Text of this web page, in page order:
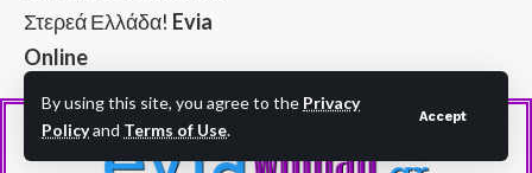
By using this site, you agree to the Privacy
Policyand Terms of Use.
Accept
Στερεά Ελλάδα! Evia
Online